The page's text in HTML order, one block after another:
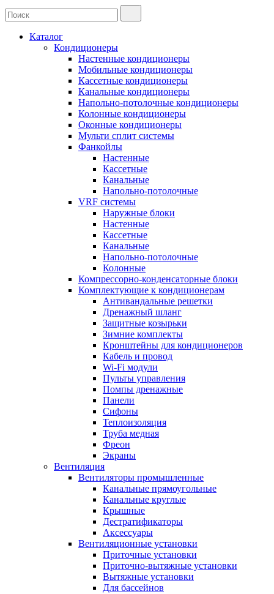
Каталог
Кондиционеры
Настенные кондиционеры
Мобильные кондиционеры
Кассетные кондиционеры
Канальные кондиционеры
Напольно-потолочные кондиционеры
Колонные кондиционеры
Оконные кондиционеры
Мульти сплит системы
Фанкойлы
Настенные
Кассетные
Канальные
Напольно-потолочные
VRF системы
Наружные блоки
Настенные
Кассетные
Канальные
Напольно-потолочные
Колонные
Компрессорно-конденсаторные блоки
Комплектующие к кондиционерам
Антивандальные решетки
Дренажный шланг
Защитные козырьки
Зимние комплекты
Кронштейны для кондиционеров
Кабель и провод
Wi-Fi модули
Пульты управления
Помпы дренажные
Панели
Сифоны
Теплоизоляция
Труба медная
Фреон
Экраны
Вентиляция
Вентиляторы промышленные
Канальные прямоугольные
Канальные круглые
Крышные
Дестратификаторы
Аксессуары
Вентиляционные установки
Приточные установки
Приточно-вытяжные установки
Вытяжные установки
Для бассейнов